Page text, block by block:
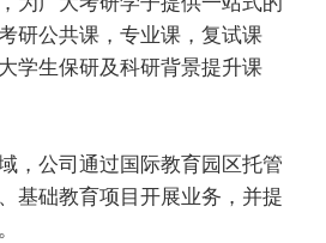
研公共课，专业课，复试课
学生保研及科研背景提升课
，公司通过国际教育园区托管
基础教育项目开展业务，并提